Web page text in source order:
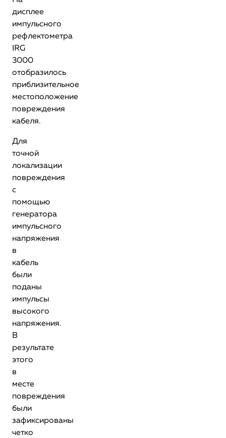
дисплее
импульсного
рефлектометра
IRG
3000
отобразилось
приблизительное
местоположение
повреждения
кабеля.
Для
точной
локализации
повреждения
с
помощью
генератора
импульсного
напряжения
в
кабель
были
поданы
импульсы
высокого
напряжения.
В
результате
этого
в
месте
повреждения
были
зафиксированы
четко